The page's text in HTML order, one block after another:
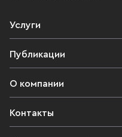
Услуги
Публикации
О компании
Контакты